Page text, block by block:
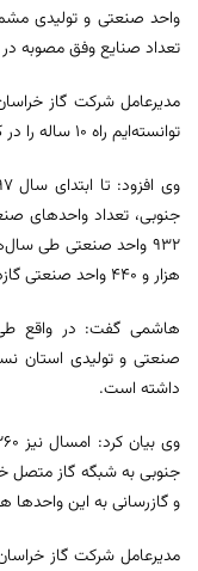
واحد صنعتی و تولیدی
تعداد صنایع وفق مصوبه
مدیرعامل شرکت گاز
توانسته‌ایم راه ۱۰ ساله را در کمتر از ۲ سال طی کنیم.
هزار و ۴۴۰ واحد صنعتی گازدار رسید.
داشته است.
جنوبی به شبگه گاز متصل
و گازرسانی به این واحدها
مدیرعامل شرکت گاز